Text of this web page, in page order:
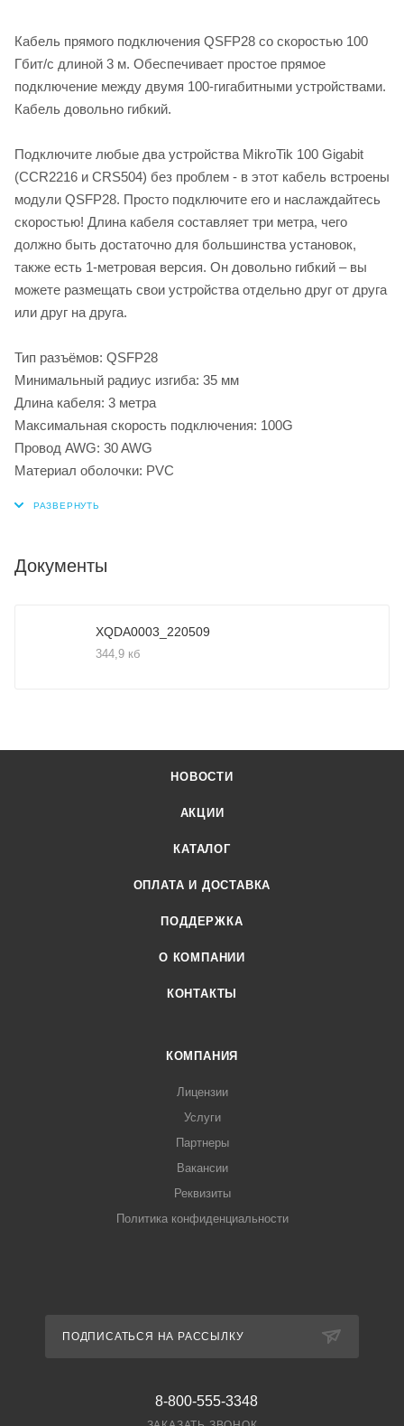
Кабель прямого подключения QSFP28 со скоростью 100
Гбит/с длиной 3 м. Обеспечивает простое прямое
подключение между двумя 100-гигабитными устройствами.
Кабель довольно гибкий.
Подключите любые два устройства MikroTik 100 Gigabit
(CCR2216 и CRS504) без проблем - в этот кабель встроены
модули QSFP28. Просто подключите его и наслаждайтесь
скоростью! Длина кабеля составляет три метра, чего
должно быть достаточно для большинства установок,
также есть 1-метровая версия. Он довольно гибкий – вы
можете размещать свои устройства отдельно друг от друга
или друг на друга.
Тип разъёмов: QSFP28
Минимальный радиус изгиба: 35 мм
Длина кабеля: 3 метра
Максимальная скорость подключения: 100G
Провод AWG: 30 AWG
Материал оболочки: PVC
Документы
XQDA0003_220509
344,9 кб
НОВОСТИ
АКЦИИ
КАТАЛОГ
ОПЛАТА И ДОСТАВКА
ПОДДЕРЖКА
О КОМПАНИИ
КОНТАКТЫ
КОМПАНИЯ
Лицензии
Услуги
Партнеры
Вакансии
Реквизиты
Политика конфиденциальности
ПОДПИСАТЬСЯ НА РАССЫЛКУ
8-800-555-3348